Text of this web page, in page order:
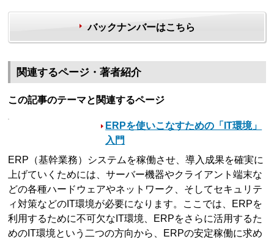
バックナンバーはこちら
関連するページ・著者紹介
この記事のテーマと関連するページ
ERPを使いこなすための「IT環境」
入門
ERP（基幹業務）システムを稼働させ、導入成果を確実に
上げていくためには、サーバー機器やクライアント端末な
どの各種ハードウェアやネットワーク、そしてセキュリテ
ィ対策などのIT環境が必要になります。ここでは、ERPを
利用するために不可欠なIT環境、ERPをさらに活用するた
めのIT環境という二つの方向から、ERPの安定稼働に求め